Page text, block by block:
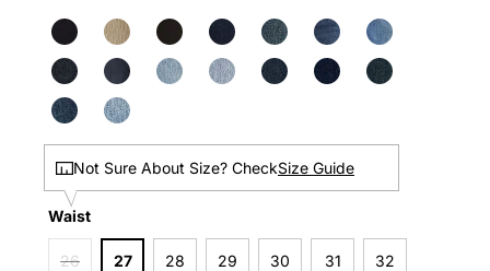
Not Sure About Size? CheckSize Guide
Waist
Waist
26
27 28 29 30 31 32